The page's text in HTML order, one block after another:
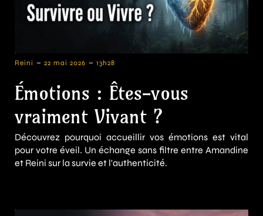
Reini - 22 mai 2026 - 13h28
Émotions : Êtes-vous
vraiment Vivant ?
Découvrez pourquoi accueillir vos émotions est vital
pour votre éveil. Un échange sans filtre entre Amandine
et Reini sur la survie et l'authenticité.